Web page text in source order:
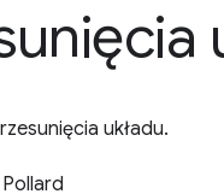
układu.